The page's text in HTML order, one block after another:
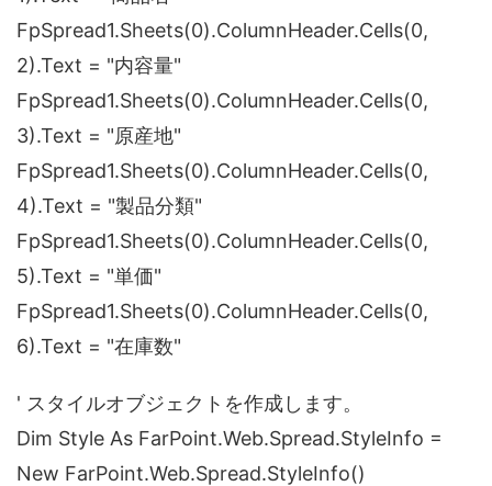
FpSpread1.Sheets(0).ColumnHeader.Cells(0,
2).Text = "内容量"
FpSpread1.Sheets(0).ColumnHeader.Cells(0,
3).Text = "原産地"
FpSpread1.Sheets(0).ColumnHeader.Cells(0,
4).Text = "製品分類"
FpSpread1.Sheets(0).ColumnHeader.Cells(0,
5).Text = "単価"
FpSpread1.Sheets(0).ColumnHeader.Cells(0,
6).Text = "在庫数"
' スタイルオブジェクトを作成します。
Dim Style As FarPoint.Web.Spread.StyleInfo =
New FarPoint.Web.Spread.StyleInfo()